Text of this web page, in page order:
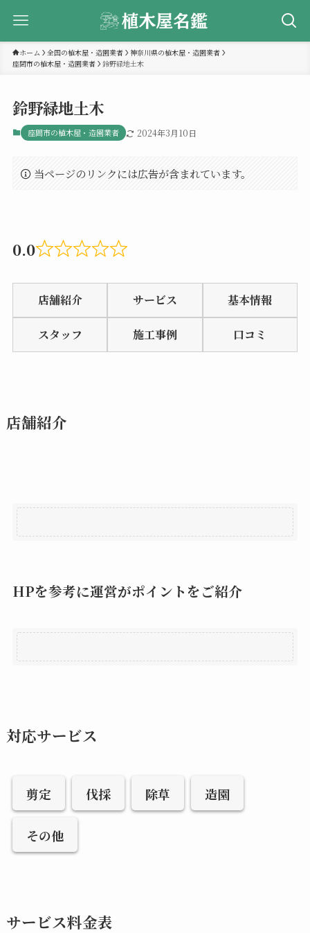
ホーム 全国の植木屋・造園業者
神奈川県の植木屋・造園業者
座間市の植木屋・造園業者
鈴野緑地土木
鈴野緑地土木
座間市の植木屋・造園業者 2024年3月10日
当ページのリンクには広告が含まれています。
0.0
Rated
0.0
out
5
店舗紹介 サービス 基本情報
スタッフ 施工事例 口コミ
店舗紹介
HPを参考に運営がポイントをご紹介
対応サービス
剪定 伐採 除草 造園
その他
サービス料金表